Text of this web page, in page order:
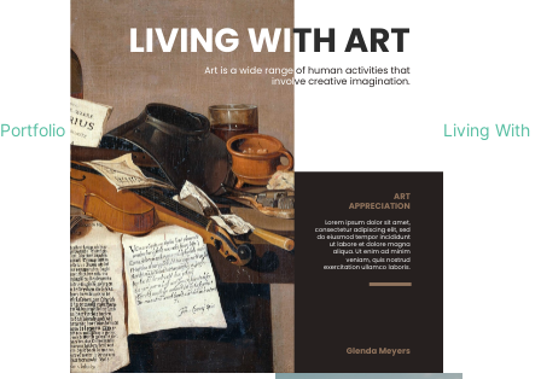
Portfolio Living With